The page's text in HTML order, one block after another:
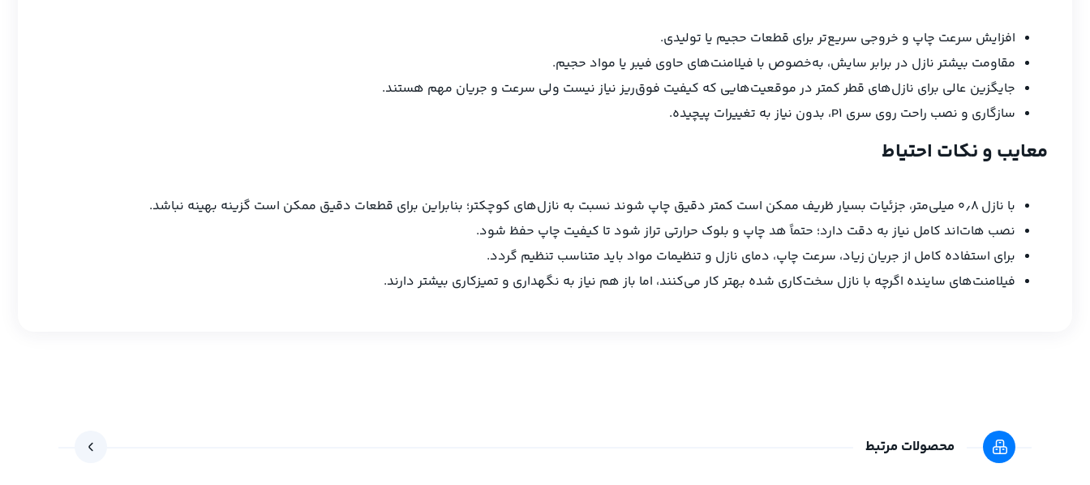
افزایش سرعت چاپ و خروجی سریع‌تر برای قطعات حجیم یا تولیدی.
مقاومت بیشتر نازل در برابر سایش، به‌خصوص با فیلامنت‌های حاوی فیبر یا مواد حجیم.
جایگزین عالی برای نازل‌های قطر کمتر در موقعیت‌هایی که کیفیت فوق‌ریز نیاز نیست ولی سرعت و جریان مهم هستند.
سازگاری و نصب راحت روی سری P1، بدون نیاز به تغییرات پیچیده.
معایب و نکات احتیاط
با نازل ۰٫۸ میلی‌متر، جزئیات بسیار ظریف ممکن است کمتر دقیق چاپ شوند نسبت به نازل‌های کوچکتر؛ بنابراین برای قطعات دقیق ممکن است گزینه بهینه نباشد.
نصب هات‌اند کامل نیاز به دقت دارد؛ حتماً هد چاپ و بلوک حرارتی تراز شود تا کیفیت چاپ حفظ شود.
برای استفاده کامل از جریان زیاد، سرعت چاپ، دمای نازل و تنظیمات مواد باید متناسب تنظیم گردد.
فیلامنت‌های ساینده اگرچه با نازل سخت‌کاری شده بهتر کار می‌کنند، اما باز هم نیاز به نگهداری و تمیزکاری بیشتر دارند.
محصولات مرتبط